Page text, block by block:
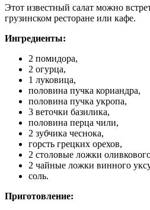
Этот известный салат можно
грузинском ресторане или кафе.
Ингредиенты:
2 помидора,
2 огурца,
1 луковица,
половина пучка кориандра,
половина пучка укропа,
3 веточки базилика,
половина перца чили,
2 зубчика чеснока,
горсть грецких орехов,
2 столовые ложки
2 чайные ложки винного
соль.
Приготовление: